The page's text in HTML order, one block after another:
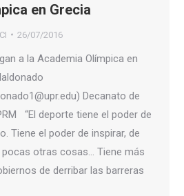
en Grecia
26/07/2016
a la Academia Olímpica en
Decanato de
“El deporte tiene el poder de
Tiene el poder de inspirar, de
otras cosas… Tiene más
de derribar las barreras